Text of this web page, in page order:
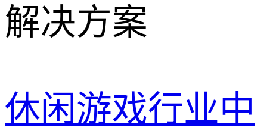
解决方案
休闲游戏行业中